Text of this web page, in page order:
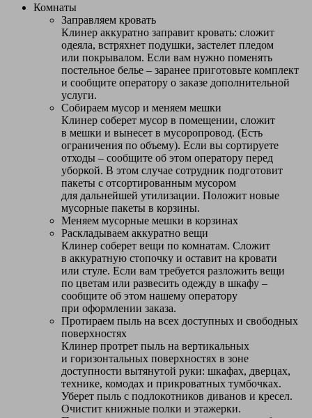
Комнаты
Заправляем кровать
Клинер аккуратно заправит кровать: сложит
одеяла, встряхнет подушки, застелет пледом
или покрывалом. Если вам нужно поменять
постельное белье – заранее приготовьте комплект
и сообщите оператору о заказе дополнительной
услуги.
Собираем мусор и меняем мешки
Клинер соберет мусор в помещении, сложит
в мешки и вынесет в мусоропровод. (Есть
ограничения по объему). Если вы сортируете
отходы – сообщите об этом оператору перед
уборкой. В этом случае сотрудник подготовит
пакеты с отсортированным мусором
для дальнейшей утилизации. Положит новые
мусорные пакеты в корзины.
Меняем мусорные мешки в корзинах
Раскладываем аккуратно вещи
Клинер соберет вещи по комнатам. Сложит
в аккуратную стопочку и оставит на кровати
или стуле. Если вам требуется разложить вещи
по цветам или развесить одежду в шкафу –
сообщите об этом нашему оператору
при оформлении заказа.
Протираем пыль на всех доступных и свободных
поверхностях
Клинер протрет пыль на вертикальных
и горизонтальных поверхностях в зоне
доступности вытянутой руки: шкафах, дверцах,
технике, комодах и прикроватных тумбочках.
Уберет пыль с подлокотников диванов и кресел.
Очистит книжные полки и этажерки.